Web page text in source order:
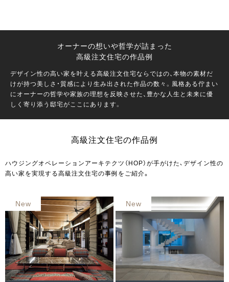
オーナーの想いや哲学が詰まった
高級注文住宅の作品例
デザイン性の高い家を叶える高級注文住宅ならではの、本物の素材だ
けが持つ美しさ・質感により⽣み出された作品の数々。⾵格ある佇まい
にオーナーの哲学や家族の理想を反映させた、豊かな⼈⽣と未来に優
しく寄り添う邸宅がここにあります。
高級注文住宅の作品例
ハウジングオペレーションアーキテクツ（HOP）が⼿がけた、デザイン性の
高い家を実現する高級注文住宅の事例をご紹介。
New New